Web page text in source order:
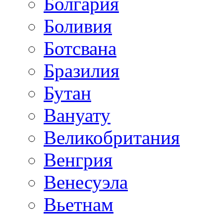
Боливия
Ботсвана
Бразилия
Бутан
Вануату
Великобритания
Венгрия
Венесуэла
Вьетнам